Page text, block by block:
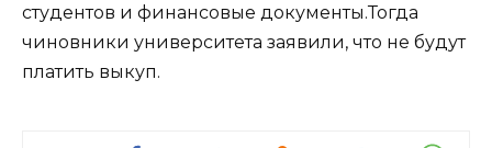
студентов и финансовые документы.Тогда
чиновники университета заявили, что не будут
платить выкуп.